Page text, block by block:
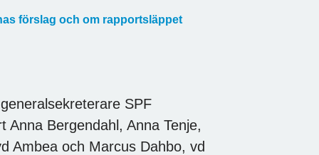
förslag och om rapportsläppet
SPF
Bergendahl, Anna Tenje,
Ambea och Marcus Dahbo, vd